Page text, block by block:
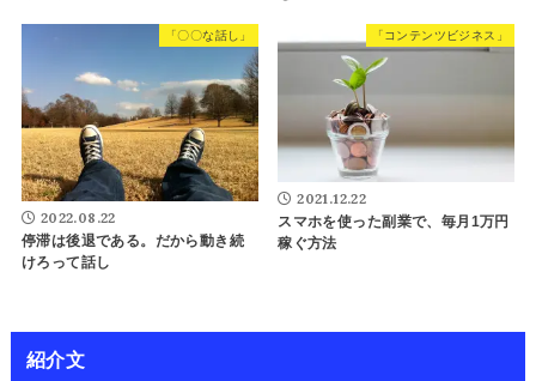
「〇〇な話し」
2022.08.22
停滞は後退である。だから動き続
けろって話し
「コンテンツビジネス」
2021.12.22
スマホを使った副業で、毎月1万円
稼ぐ方法
紹介文